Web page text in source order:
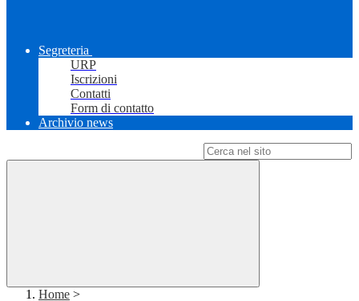
Segreteria
URP
Iscrizioni
Contatti
Form di contatto
Archivio news
Home >